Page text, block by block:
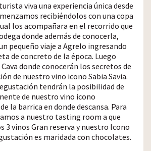
viva una experiencia única desde
recibiéndolos con una copa
los acompañara en el recorrido que
donde además de conocerla,
pequeño viaje a Agrelo ingresando
de concreto de la época. Luego
donde conocerán los secretos de
de nuestro vino icono Sabia Savia.
tendrán la posibilidad de
de nuestro vino icono
la barrica en donde descansa. Para
a nuestro tasting room a que
3 vinos Gran reserva y nuestro Icono
es maridada con chocolates.